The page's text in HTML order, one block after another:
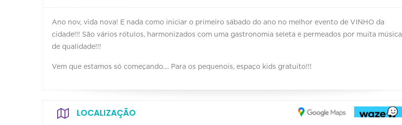
Ano nov, vida nova! E nada como iniciar o primeiro sábado do ano no melhor evento de VINHO da
cidade!!! São vários rótulos, harmonizados com uma gastronomia seleta e permeados por muita música
de qualidade!!!
Vem que estamos só começando.... Para os pequenois, espaço kids gratuito!!!
LOCALIZAÇÃO